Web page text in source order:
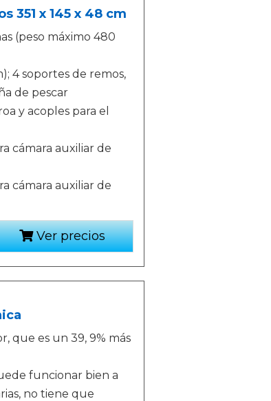
351 x 145 x 48 cm
(peso máximo 480
4 soportes de remos,
de pescar
y acoples para el
cámara auxiliar de
cámara auxiliar de
Ver precios
que es un 39, 9% más
funcionar bien a
no tiene que